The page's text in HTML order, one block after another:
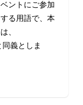
ントにご参加
る用語で、本
、
同義としま
の交流・情報